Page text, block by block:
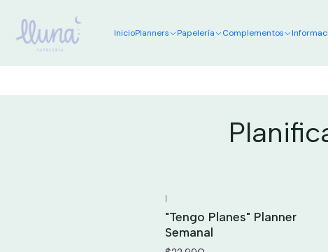
InicioPlanners Papelería Complementos
|
"Tengo Planes" Planner
Semanal